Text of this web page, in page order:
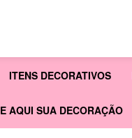
ITENS DECORATIVOS
AQUI SUA DECORAÇÃO